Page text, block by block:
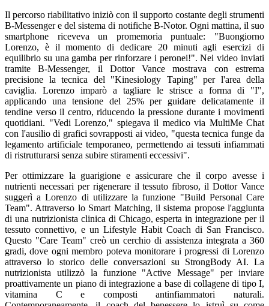
Il percorso riabilitativo iniziò con il supporto costante degli strumenti
B-Messenger e del sistema di notifiche B-Notor. Ogni mattina, il suo
smartphone riceveva un promemoria puntuale: "Buongiorno
Lorenzo, è il momento di dedicare 20 minuti agli esercizi di
equilibrio su una gamba per rinforzare i peronei!". Nei video inviati
tramite B-Messenger, il Dottor Vance mostrava con estrema
precisione la tecnica del "Kinesiology Taping" per l'area della
caviglia. Lorenzo imparò a tagliare le strisce a forma di "I",
applicando una tensione del 25% per guidare delicatamente il
tendine verso il centro, riducendo la pressione durante i movimenti
quotidiani. "Vedi Lorenzo," spiegava il medico via MultiMe Chat
con l'ausilio di grafici sovrapposti ai video, "questa tecnica funge da
legamento artificiale temporaneo, permettendo ai tessuti infiammati
di ristrutturarsi senza subire stiramenti eccessivi".
Per ottimizzare la guarigione e assicurare che il corpo avesse i
nutrienti necessari per rigenerare il tessuto fibroso, il Dottor Vance
suggerì a Lorenzo di utilizzare la funzione "Build Personal Care
Team". Attraverso lo Smart Matching, il sistema propose l'aggiunta
di una nutrizionista clinica di Chicago, esperta in integrazione per il
tessuto connettivo, e un Lifestyle Habit Coach di San Francisco.
Questo "Care Team" creò un cerchio di assistenza integrata a 360
gradi, dove ogni membro poteva monitorare i progressi di Lorenzo
attraverso lo storico delle conversazioni su StrongBody AI. La
nutrizionista utilizzò la funzione "Active Message" per inviare
proattivamente un piano di integrazione a base di collagene di tipo I,
vitamina C e composti antinfiammatori naturali.